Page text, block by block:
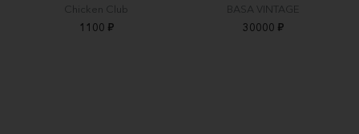
Chicken Club
1100 ₽
BASA VINTAGE
30000 ₽